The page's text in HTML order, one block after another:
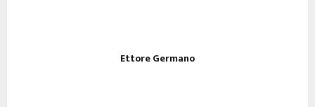
Ettore Germano